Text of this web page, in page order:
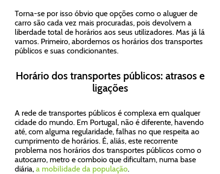
Torna-se por isso óbvio que opções como o aluguer de
carro são cada vez mais procuradas, pois devolvem a
liberdade total de horários aos seus utilizadores. Mas já lá
vamos. Primeiro, abordemos os horários dos transportes
públicos e suas condicionantes.
Horário dos transportes públicos: atrasos e
ligações
A rede de transportes públicos é complexa em qualquer
cidade do mundo. Em Portugal, não é diferente, havendo
até, com alguma regularidade, falhas no que respeita ao
cumprimento de horários. É, aliás, este recorrente
problema nos horários dos transportes públicos como o
autocarro, metro e comboio que dificultam, numa base
diária, a mobilidade da população.